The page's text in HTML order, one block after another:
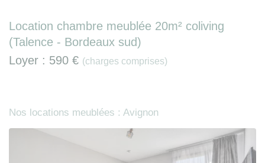
Location chambre meublée 20m² coliving
(Talence - Bordeaux sud)
Loyer : 590 € (charges comprises)
Nos locations meublées : Avignon